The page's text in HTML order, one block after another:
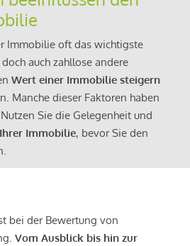
Immobilie oft das wichtigste
auch zahllose andere
Wert einer Immobilie steigern
Manche dieser Faktoren haben
Sie die Gelegenheit und
Immobilie, bevor Sie den
bei der Bewertung von
Vom Ausblick bis hin zur